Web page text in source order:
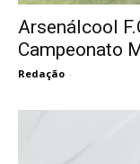
Arsenálcool
Campeonato
Redação -